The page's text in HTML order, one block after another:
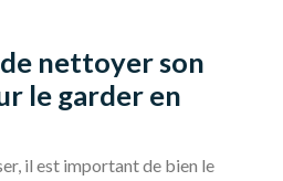
nettoyer son
le garder en
il est important de bien le